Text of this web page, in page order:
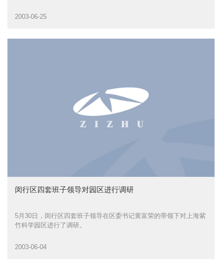
2003-06-25
闵行区四套班子领导对园区进行调研
5月30日，闵行区四套班子领导在区委书记黄富荣的带领下对上海紫
竹科学园区进行了调研。
2003-06-04